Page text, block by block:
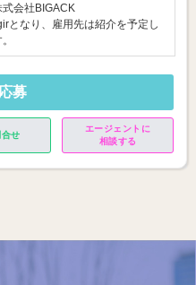
式会社BIGACK
となり、雇用先は紹介を予定し
募
せ
エージェントに
相談する